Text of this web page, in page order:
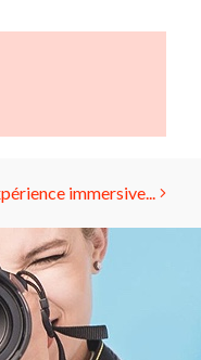
immersive...